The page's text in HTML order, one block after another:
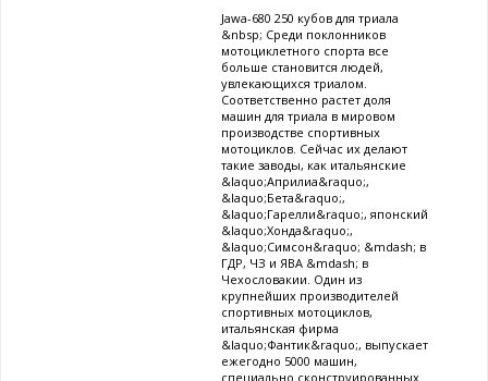
Jawa-680 250 кубов для триала
&nbsp; Среди поклонников
мотоциклетного спорта все
больше становится людей,
увлекающихся триалом.
Соответственно растет доля
машин для триала в мировом
производстве спортивных
мотоциклов. Сейчас их делают
такие заводы, как итальянские
&laquo;Априлиа&raquo;,
&laquo;Бета&raquo;,
&laquo;Гарелли&raquo;, японский
&laquo;Хонда&raquo;,
&laquo;Симсон&raquo; &mdash; в
ГДР, ЧЗ и ЯВА &mdash; в
Чехословакии. Один из
крупнейших производителей
спортивных мотоциклов,
итальянская фирма
&laquo;Фантик&raquo;, выпускает
ежегодно 5000 машин,
специально сконструированных